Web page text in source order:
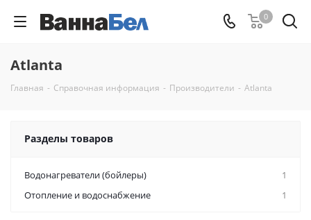
0
Atlanta
Главная - Справочная информация - Производители - Atlanta
Разделы товаров
Водонагреватели (бойлеры)
1
Отопление и водоснабжение
1